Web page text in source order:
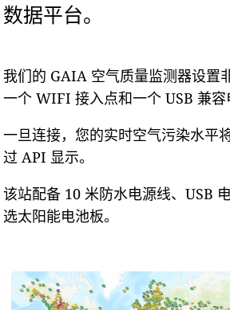
数据平台。
我们的 GAIA 空气质量监测器设置
一个 WIFI 接入点和一个 USB 兼容
一旦连接，您的实时空气污染水平
过 API 显示。
该站配备 10 米防水电源线、USB
选太阳能电池板。